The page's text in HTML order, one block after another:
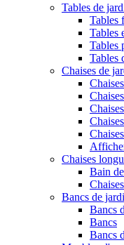
Tables de
Tables
Tables
Tables
Tables
Chaises de
Chaises
Bain
Bancs de
Bancs
Bancs
Bancs